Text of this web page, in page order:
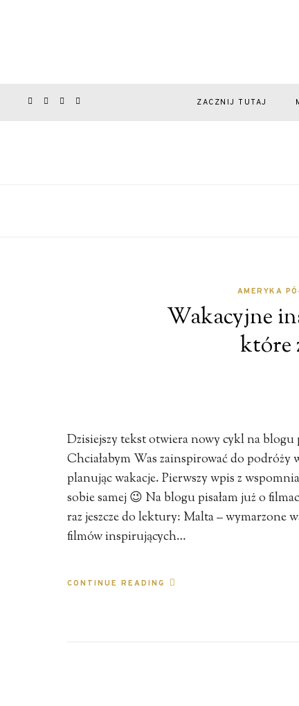
ZACZNIJ TUTAJ
AMERYKA
Wakacyjne
które
Dzisiejszy tekst otwiera nowy cykl na
Chciałabym Was zainspirować do
planując wakacje. Pierwszy wpis z
sobie samej 😉 Na blogu pisałam już o
raz jeszcze do lektury: Malta – wymarzone
filmów inspirujących…
CONTINUE READING